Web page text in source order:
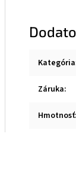
Kategória
Záruka:
Hmotnosť: